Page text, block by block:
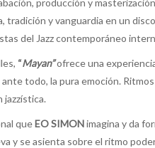
producción y
tradición y vanguardia en un
del Jazz contemporáneo
“Mayan”ofrece una
todo, la pura emoción.
jazzística.
queEO SIMONimagina y da
y se asienta sobre el ritmo